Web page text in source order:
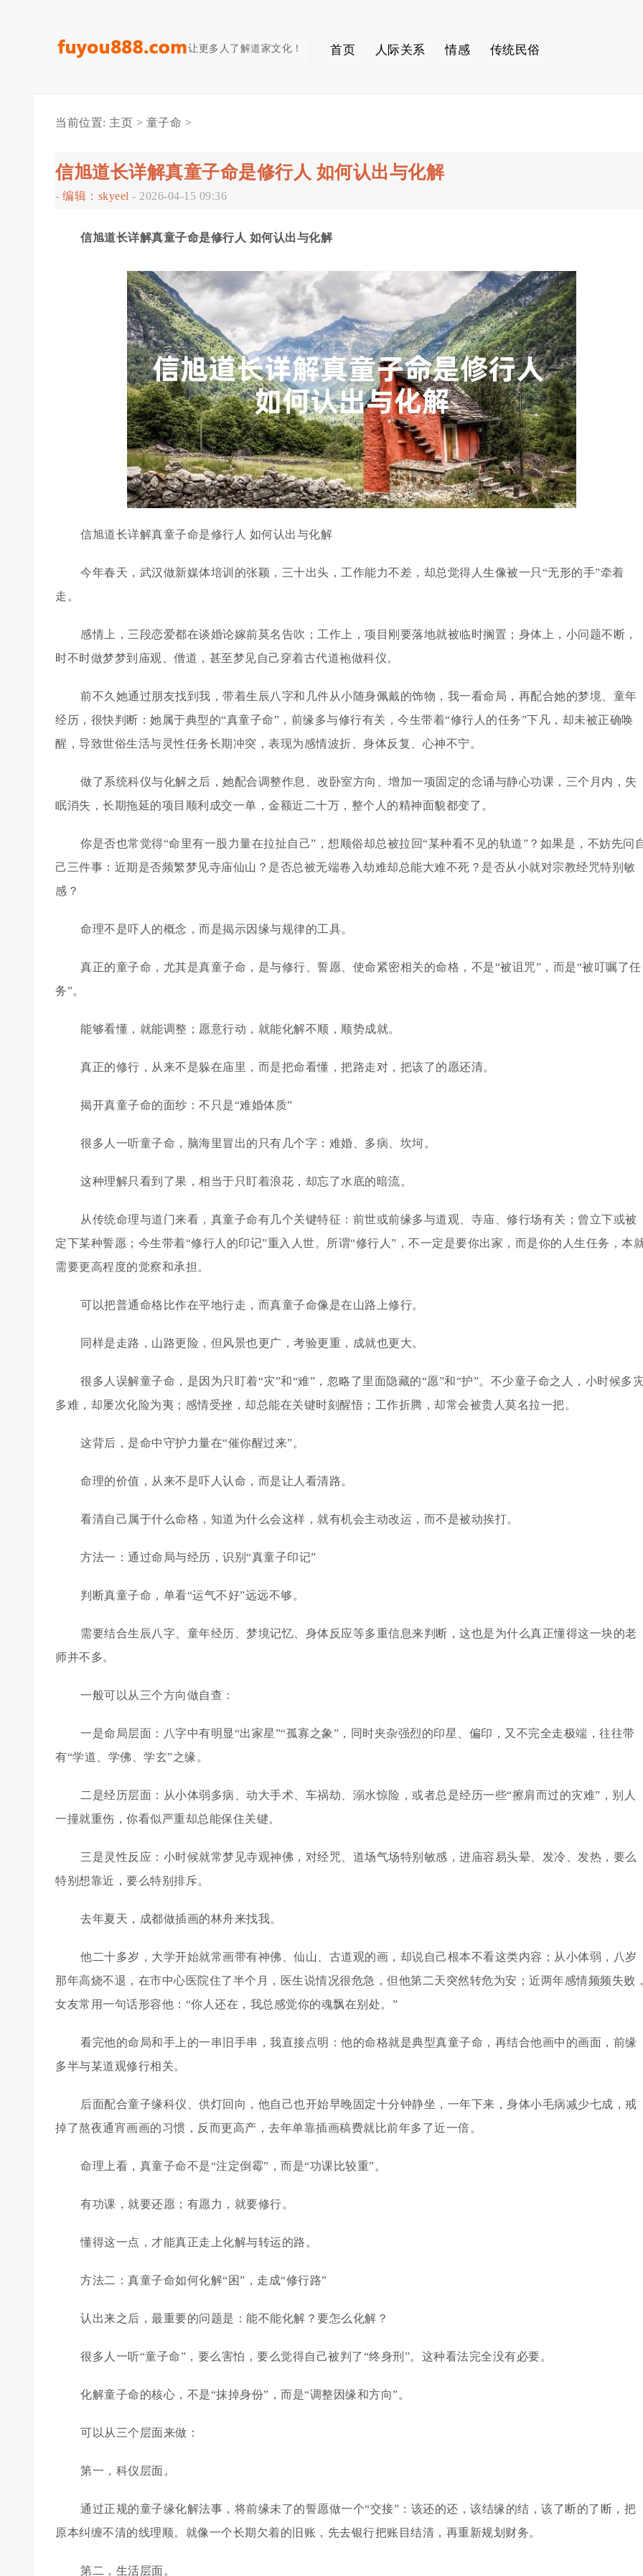
让更多人了解道家文化！ 首页 人际关系 情感 传统民俗
当前位置: 主页 > 童子命 >
信旭道长详解真童子命是修行人 如何认出与化解
- 编辑：skyeel - 2026-04-15 09:36
信旭道长详解真童子命是修行人 如何认出与化解
信旭道长详解真童子命是修行人 如何认出与化解
今年春天，武汉做新媒体培训的张颖，三十出头，工作能力不差，却总觉得人生像被一只“无形的手”牵着
走。
感情上，三段恋爱都在谈婚论嫁前莫名告吹；工作上，项目刚要落地就被临时搁置；身体上，小问题不断，
时不时做梦梦到庙观、僧道，甚至梦见自己穿着古代道袍做科仪。
前不久她通过朋友找到我，带着生辰八字和几件从小随身佩戴的饰物，我一看命局，再配合她的梦境、童年
经历，很快判断：她属于典型的“真童子命”，前缘多与修行有关，今生带着“修行人的任务”下凡，却未被正确唤
醒，导致世俗生活与灵性任务长期冲突，表现为感情波折、身体反复、心神不宁。
做了系统科仪与化解之后，她配合调整作息、改卧室方向、增加一项固定的念诵与静心功课，三个月内，失
眠消失，长期拖延的项目顺利成交一单，金额近二十万，整个人的精神面貌都变了。
你是否也常觉得“命里有一股力量在拉扯自己”，想顺俗却总被拉回“某种看不见的轨道”？如果是，不妨先问
己三件事：近期是否频繁梦见寺庙仙山？是否总被无端卷入劫难却总能大难不死？是否从小就对宗教经咒特别敏
感？
命理不是吓人的概念，而是揭示因缘与规律的工具。
真正的童子命，尤其是真童子命，是与修行、誓愿、使命紧密相关的命格，不是“被诅咒”，而是“被叮嘱了任
务”。
能够看懂，就能调整；愿意行动，就能化解不顺，顺势成就。
真正的修行，从来不是躲在庙里，而是把命看懂，把路走对，把该了的愿还清。
揭开真童子命的面纱：不只是“难婚体质”
很多人一听童子命，脑海里冒出的只有几个字：难婚、多病、坎坷。
这种理解只看到了果，相当于只盯着浪花，却忘了水底的暗流。
从传统命理与道门来看，真童子命有几个关键特征：前世或前缘多与道观、寺庙、修行场有关；曾立下或被
定下某种誓愿；今生带着“修行人的印记”重入人世。所谓“修行人”，不一定是要你出家，而是你的人生任务，本
需要更高程度的觉察和承担。
可以把普通命格比作在平地行走，而真童子命像是在山路上修行。
同样是走路，山路更险，但风景也更广，考验更重，成就也更大。
很多人误解童子命，是因为只盯着“灾”和“难”，忽略了里面隐藏的“愿”和“护”。不少童子命之人，小时候多
多难，却屡次化险为夷；感情受挫，却总能在关键时刻醒悟；工作折腾，却常会被贵人莫名拉一把。
这背后，是命中守护力量在“催你醒过来”。
命理的价值，从来不是吓人认命，而是让人看清路。
看清自己属于什么命格，知道为什么会这样，就有机会主动改运，而不是被动挨打。
方法一：通过命局与经历，识别“真童子印记”
判断真童子命，单看“运气不好”远远不够。
需要结合生辰八字、童年经历、梦境记忆、身体反应等多重信息来判断，这也是为什么真正懂得这一块的老
师并不多。
一般可以从三个方向做自查：
一是命局层面：八字中有明显“出家星”“孤寡之象”，同时夹杂强烈的印星、偏印，又不完全走极端，往往带
有“学道、学佛、学玄”之缘。
二是经历层面：从小体弱多病、动大手术、车祸劫、溺水惊险，或者总是经历一些“擦肩而过的灾难”，别人
一撞就重伤，你看似严重却总能保住关键。
三是灵性反应：小时候就常梦见寺观神佛，对经咒、道场气场特别敏感，进庙容易头晕、发冷、发热，要么
特别想靠近，要么特别排斥。
去年夏天，成都做插画的林舟来找我。
他二十多岁，大学开始就常画带有神佛、仙山、古道观的画，却说自己根本不看这类内容；从小体弱，八岁
那年高烧不退，在市中心医院住了半个月，医生说情况很危急，但他第二天突然转危为安；近两年感情频频失败
女友常用一句话形容他：“你人还在，我总感觉你的魂飘在别处。”
看完他的命局和手上的一串旧手串，我直接点明：他的命格就是典型真童子命，再结合他画中的画面，前缘
多半与某道观修行相关。
后面配合童子缘科仪、供灯回向，他自己也开始早晚固定十分钟静坐，一年下来，身体小毛病减少七成，戒
掉了熬夜通宵画画的习惯，反而更高产，去年单靠插画稿费就比前年多了近一倍。
命理上看，真童子命不是“注定倒霉”，而是“功课比较重”。
有功课，就要还愿；有愿力，就要修行。
懂得这一点，才能真正走上化解与转运的路。
方法二：真童子命如何化解“困”，走成“修行路”
认出来之后，最重要的问题是：能不能化解？要怎么化解？
很多人一听“童子命”，要么害怕，要么觉得自己被判了“终身刑”。这种看法完全没有必要。
化解童子命的核心，不是“抹掉身份”，而是“调整因缘和方向”。
可以从三个层面来做：
第一，科仪层面。
通过正规的童子缘化解法事，将前缘未了的誓愿做一个“交接”：该还的还，该结缘的结，该了断的了断，把
原本纠缠不清的线理顺。就像一个长期欠着的旧账，先去银行把账目结清，再重新规划财务。
第二，生活层面。